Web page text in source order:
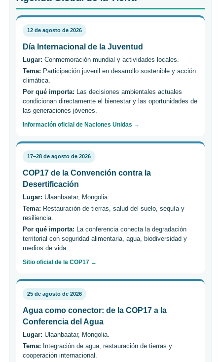
12 de agosto de 2026
Día Internacional de la Juventud
Lugar: Conmemoración mundial y actividades locales.
Tema: Participación juvenil en desarrollo sostenible y acción
climática.
Por qué importa: Las decisiones ambientales actuales
condicionan directamente el bienestar y las oportunidades de
las generaciones jóvenes.
Información oficial de Naciones Unidas →
17–28 de agosto de 2026
COP17 de la Convención contra la
Desertificación
Lugar: Ulaanbaatar, Mongolia.
Tema: Restauración de tierras, salud del suelo, sequía y
resiliencia.
Por qué importa: La conferencia conecta la degradación
territorial con seguridad alimentaria, agua, biodiversidad y
medios de vida.
Sitio oficial de la COP17 →
25 de agosto de 2026
Agua como conector: de la COP17 a la
Conferencia del Agua
Lugar: Ulaanbaatar, Mongolia.
Tema: Integración de agua, restauración de tierras y
cooperación internacional.